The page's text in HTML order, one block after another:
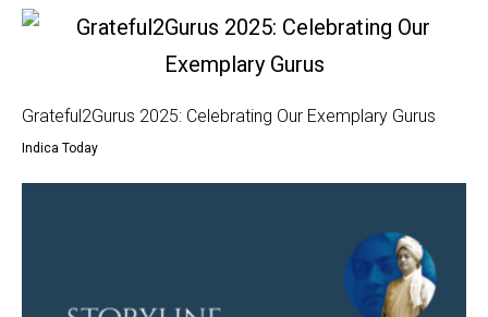
Grateful2Gurus 2025: Celebrating Our Exemplary Gurus
Indica Today